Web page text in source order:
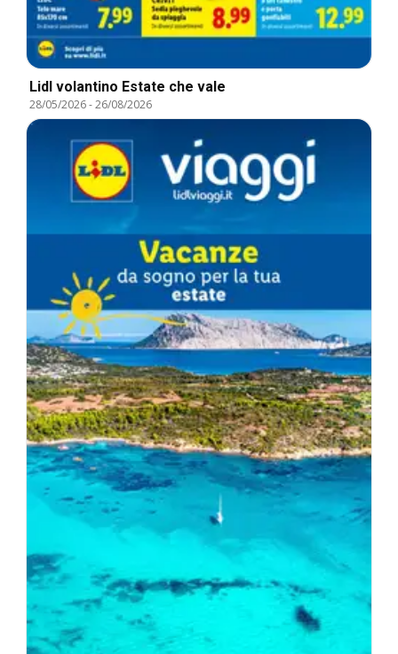
Lidl volantino Estate che vale
28/05/2026-26/08/2026